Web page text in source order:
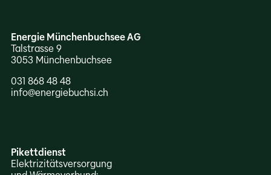
Energie Münchenbuchsee AG
Talstrasse 9
3053 München­buchsee
031 868 48 48
info@energiebuchsi.ch
Pikettdienst
Elektrizitäts­versorgung